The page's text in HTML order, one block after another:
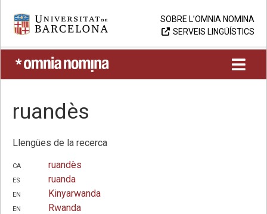
content
Universitat de Barcelona
SOBRE L’OMNIA NOMINA
SERVEIS LINGÜÍSTICS
UB > Omnia nomina
ruandès
Llengües de la recerca
ca
ruandès
es
ruanda
en
Kinyarwanda
en
Rwanda